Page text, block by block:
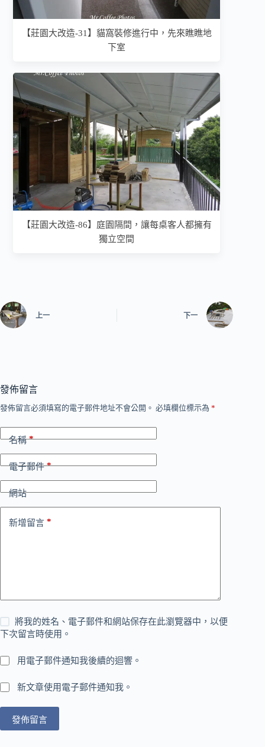
【莊園大改造-31】貓窩裝修進行中，先來瞧瞧地
下室
【莊園大改造-86】庭園隔間，讓每桌客人都擁有
獨立空間
上一 下一
發佈留言
發佈留言必須填寫的電子郵件地址不會公開。 必填欄位標示為 *
名稱*
電子郵件*
網站
新增留言 *
將我的姓名、電子郵件和網站保存在此瀏覽器中，以便
下次留言時使用。
用電子郵件通知我後續的迴響。
新文章使用電子郵件通知我。
發佈留言